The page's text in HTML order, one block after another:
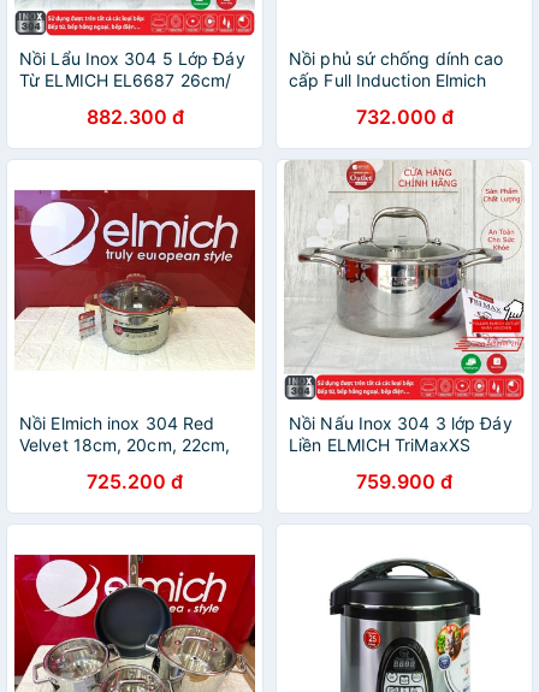
Nồi Lẩu Inox 304 5 Lớp Đáy
Từ ELMICH EL6687 26cm/
882.300 đ
Nồi phủ sứ chống dính cao
cấp Full Induction Elmich
1180 / EL-1181732.000 đ
Nồi Elmich inox 304 Red
Velvet 18cm, 20cm, 22cm,
725.200 đ
Nồi Nấu Inox 304 3 lớp Đáy
Liền ELMICH TriMaxXS
759.900 đ